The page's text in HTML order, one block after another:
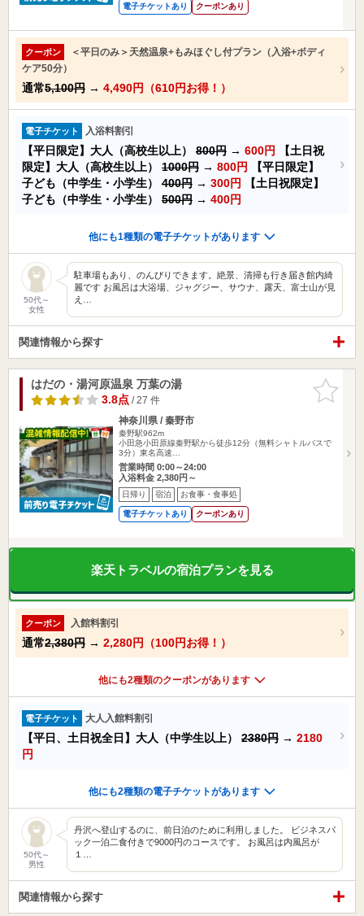
電子チケットあり クーポンあり
クーポン
＜平日のみ＞天然温泉+もみほぐし付プラン（入浴+ボディ
ケア50分）
通常5,100円 → 4,490円（610円お得！）
電子チケット 入浴料割引
【平日限定】大人（高校生以上） 800円 → 600円
【土日祝
限定】大人（高校生以上） 1000円 → 800円
【平日限定】
子ども（中学生・小学生） 400円 → 300円
【土日祝限定】
子ども（中学生・小学生） 500円 → 400円
他にも1種類の電子チケットがあります
50代～
女性
駐車場もあり、のんびりできます。絶景、清掃も行き届き館内綺
麗です お風呂は大浴場、ジャグジー、サウナ、露天、富士山が見
え…
関連情報から探す
お気に入
りに追加
はだの・湯河原温泉 万葉の湯
3.8点/ 27 件
神奈川県 / 秦野市
秦野駅962m
小田急小田原線秦野駅から徒歩12分（無料シャトルバスで
3分）東名高速…
営業時間 0:00～24:00
入浴料金 2,380円～
日帰り 宿泊 お食事・食事処
電子チケットあり クーポンあり
楽天トラベルの宿泊プランを見る
クーポン 入館料割引
通常2,380円 → 2,280円（100円お得！）
他にも2種類のクーポンがあります
電子チケット 大人入館料割引
【平日、土日祝全日】大人（中学生以上） 2380円 → 2180
円
他にも2種類の電子チケットがあります
50代～
男性
丹沢へ登山するのに、前日泊のために利用しました。 ビジネスパ
ック一泊二食付きで9000円のコースです。 お風呂は内風呂が
１…
関連情報から探す